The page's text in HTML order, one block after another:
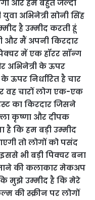
और हम बहुत जल्दी
अभिनेत्री सोनी सिंह
है उम्मीद करती हूं
और मैं अपनी किरदार
में एक हॉरर सॉन्ग
अभिनेत्री के ऊपर
ऊपर निर्धारित है चार
वह चारों लोग एक-एक
का किरदार जिसने
कृष्णा और दीपक
है कि हम बड़ी उम्मीद
तो लोगों को पसंद
भी बड़ी पिक्चर बना
की कलाकार मेकअप
कि मुझे उम्मीद है कि मेरे
की स्क्रीन पर लोगों